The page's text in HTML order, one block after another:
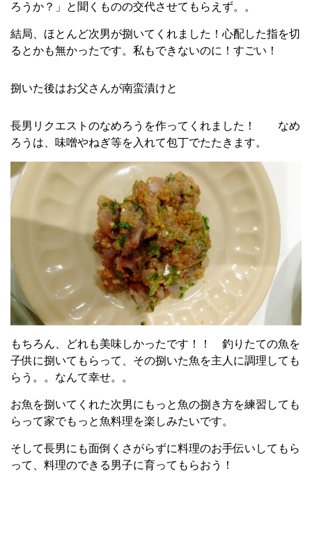
ろうか？」と聞くものの交代させてもらえず。。
結局、ほとんど次男が捌いてくれました！心配した指を切
るとかも無かったです。私もできないのに！すごい！
捌いた後はお父さんが南蛮漬けと
長男リクエストのなめろうを作ってくれました！ なめ
ろうは、味噌やねぎ等を入れて包丁でたたきます。
もちろん、どれも美味しかったです！！ 釣りたての魚を
子供に捌いてもらって、その捌いた魚を主人に調理しても
らう。。なんて幸せ。。
お魚を捌いてくれた次男にもっと魚の捌き方を練習しても
らって家でもっと魚料理を楽しみたいです。
そして長男にも面倒くさがらずに料理のお手伝いしてもら
って、料理のできる男子に育ってもらおう！